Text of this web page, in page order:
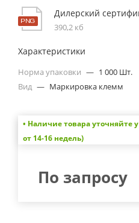
Дилерский
390,2 кб
Характеристики
Норма упаковки — 1 000 Шт.
Вид — Маркировка клемм
• Наличие товара уточняйте
от 14-16 недель)
По запросу